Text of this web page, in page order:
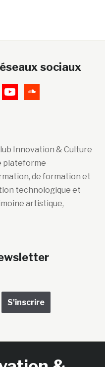
sociaux
Innovation & Culture
plateforme
de formation et
technologique et
artistique,